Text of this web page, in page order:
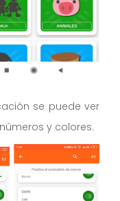
se puede ver
y colores.